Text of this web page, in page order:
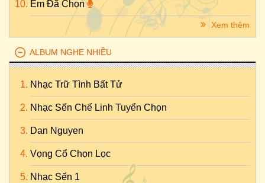
Em Đã Chọn
Xem thêm
ALBUM NGHE NHIỀU
Nhạc Trữ Tình Bất Tử
Nhạc Sến Chế Linh Tuyển Chọn
Dan Nguyen
Vọng Cổ Chọn Lọc
Nhạc Sến 1